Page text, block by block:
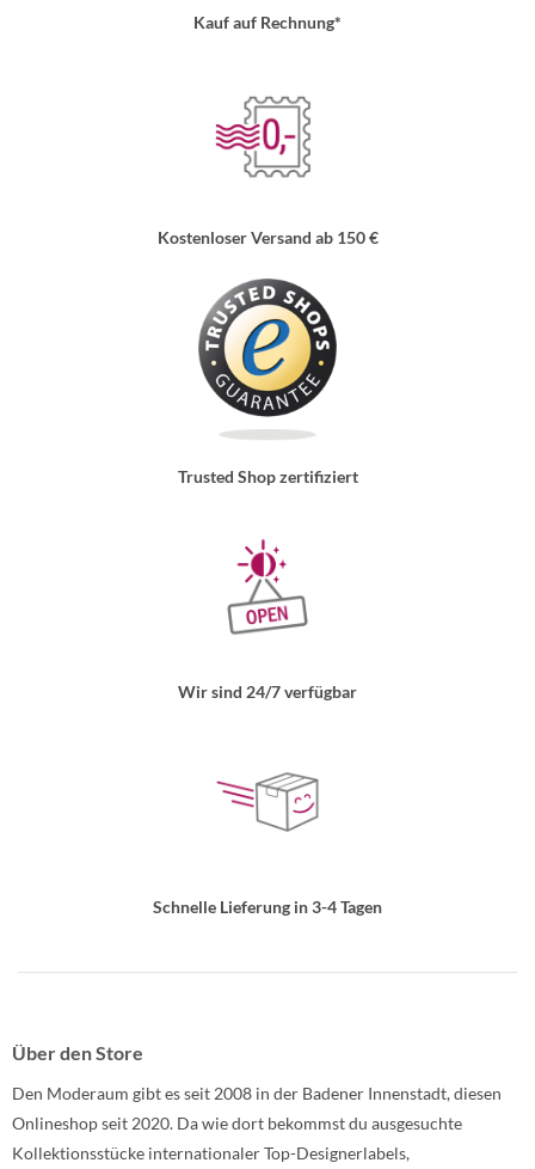
Kauf auf Rechnung*
Kostenloser Versand ab 150 €
Trusted Shop zertifiziert
Wir sind 24/7 verfügbar
Schnelle Lieferung in 3-4 Tagen
Über den Store
Den Moderaum gibt es seit 2008 in der Badener Innenstadt, diesen
Onlineshop seit 2020. Da wie dort bekommst du ausgesuchte
Kollektionsstücke internationaler Top-Designerlabels,